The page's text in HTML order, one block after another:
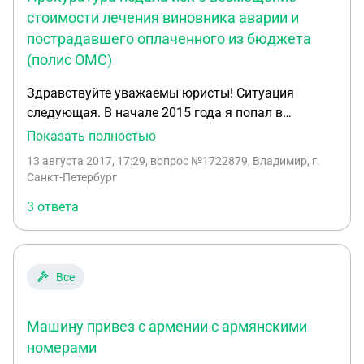
стоимости лечения виновника аварии и
пострадавшего оплаченного из бюджета
(полис ОМС)
Здравствуйте уважаемы юристы! Ситуация
следующая. В начале 2015 года я попал в
серьезное ДТП, меня вынесло на встречную
встречной машиной. В результате чего у меня
машины в хлам. У меня признали тяжкий вред
здоровью. В машине, в которую я врезался было
два пострадавших, у одного лишь сотрясение, у
второго ушиб бедра (хотя он сидел на заднем
болезни, его ушиб превратился в среднюю
тяжесть. В сентябре 2015 года меня лишили прав
Показать полностью
13 августа 2017, 17:29, вопрос №1722879, Владимир, г.
Санкт-Петербург
3 ответа
Все
Машину привез с армении с армянскими
номерами